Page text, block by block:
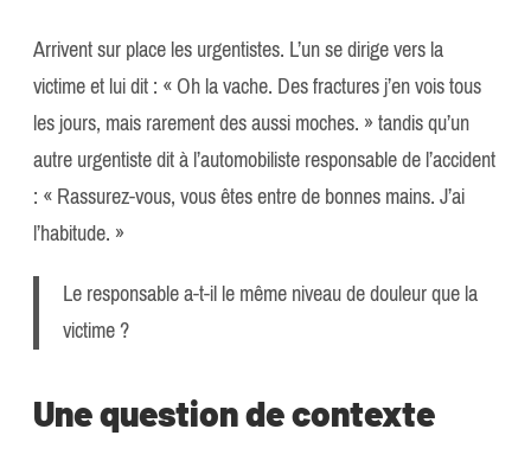
Arrivent sur place les urgentistes. L’un se dirige vers la
victime et lui dit : « Oh la vache. Des fractures j’en vois tous
les jours, mais rarement des aussi moches. » tandis qu’un
autre urgentiste dit à l’automobiliste responsable de l’accident
: « Rassurez-vous, vous êtes entre de bonnes mains. J’ai
l’habitude. »
Le responsable a-t-il le même niveau de douleur que la
victime ?
Une question de contexte